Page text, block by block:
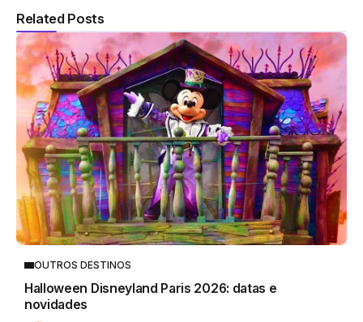
Related Posts
OUTROS DESTINOS
Halloween Disneyland Paris 2026: datas e
novidades